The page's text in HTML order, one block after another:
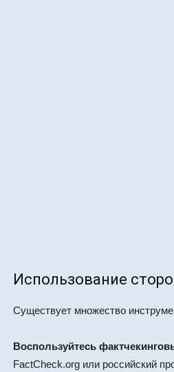
Использование
Существует множество
Воспользуйтесь
FactCheck.org или российский